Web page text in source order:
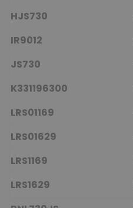
HJS730
IR9012
JS730
K331196300
LRS01169
LRS01629
LRS1169
LRS1629